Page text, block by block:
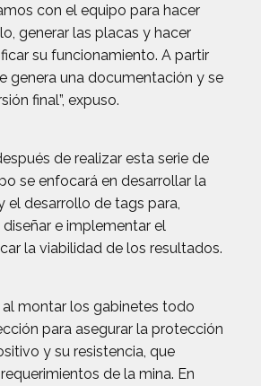
con el equipo para hacer
generar las placas y hacer
su funcionamiento. A partir
genera una documentación y se
final”, expuso.
de realizar esta serie de
se enfocará en desarrollar la
el desarrollo de tags para,
e implementar el
la viabilidad de los resultados.
al montar los gabinetes todo
para asegurar la protección
y su resistencia, que
de la mina. En